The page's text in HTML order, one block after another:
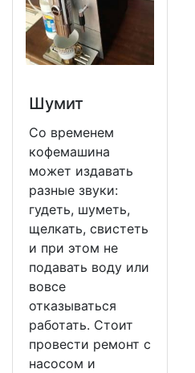
Шумит
Со временем
кофемашина
может издавать
разные звуки:
гудеть, шуметь,
щелкать, свистеть
и при этом не
подавать воду или
вовсе
отказываться
работать. Стоит
провести ремонт с
насосом и